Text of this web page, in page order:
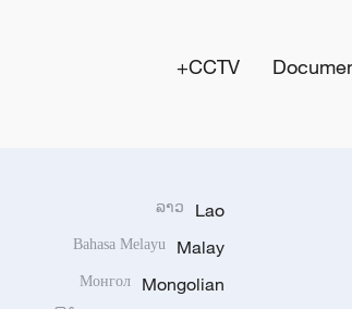
CCTV+
Lao
ລາວ
Malay
Bahasa Melayu
Mongolian
Монгол